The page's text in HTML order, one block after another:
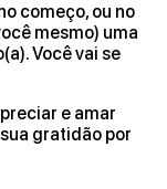
começo, ou no
mesmo) uma
Você vai se
e amar
gratidão por